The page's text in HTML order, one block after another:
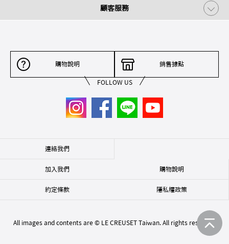
顧客服務
購物說明 銷售據點
FOLLOW US
連絡我們
加入我們 購物說明
約定條款 隱私權政策
All images and contents are © LE CREUSET Taiwan. All rights reserved.